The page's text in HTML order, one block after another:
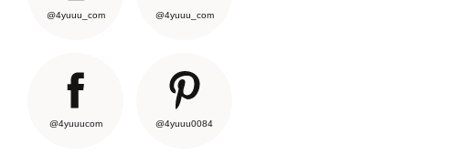
@4yuuu_com @4yuuu_com
@4yuuucom @4yuuu0084